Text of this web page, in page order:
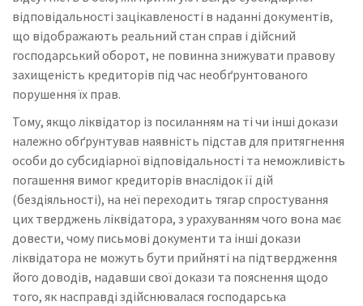
відповідальності зацікавленості в наданні документів,
що відображають реальний стан справ і дійсний
господарський оборот, не повинна знижувати правову
захищеність кредиторів під час необґрунтованого
порушення їх прав.
Тому, якщо ліквідатор із посиланням на ті чи інші докази
належно обґрунтував наявність підстав для притягнення
особи до субсидіарної відповідальності та неможливість
погашення вимог кредиторів внаслідок її дій
(бездіяльності), на неї переходить тягар спростування
цих тверджень ліквідатора, з урахуванням чого вона має
довести, чому письмові документи та інші докази
ліквідатора не можуть бути прийняті на підтвердження
його доводів, надавши свої докази та пояснення щодо
того, як насправді здійснювалася господарська